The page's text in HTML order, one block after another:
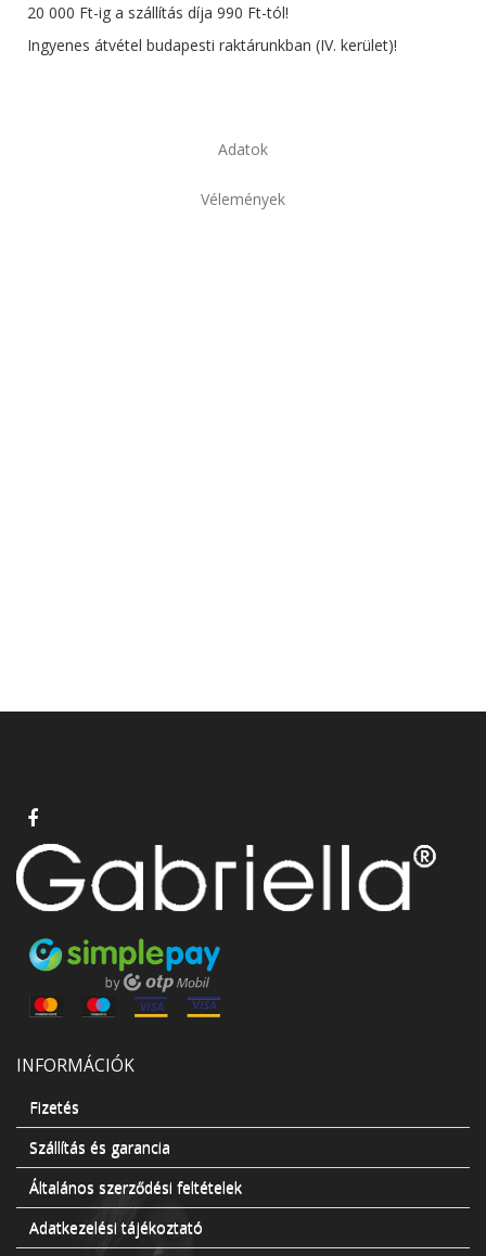
20 000 Ft-ig a szállítás díja 990 Ft-tól!
Ingyenes átvétel budapesti raktárunkban (IV. kerület)!
Adatok
Vélemények
INFORMÁCIÓK
Fizetés
Szállítás és garancia
Általános szerződési feltételek
Adatkezelési tájékoztató